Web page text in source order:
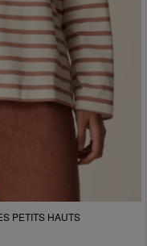
PETITS HAUTS